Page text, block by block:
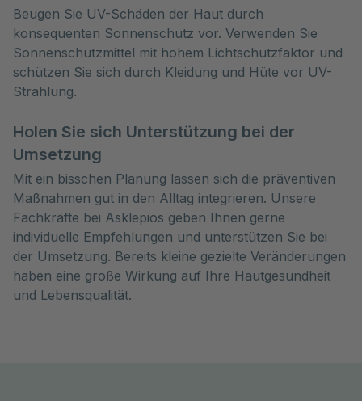
Beugen Sie UV-Schäden der Haut durch
konsequenten Sonnenschutz vor. Verwenden Sie
Sonnenschutzmittel mit hohem Lichtschutzfaktor und
schützen Sie sich durch Kleidung und Hüte vor UV-
Strahlung.
Holen Sie sich Unterstützung bei der
Umsetzung
Mit ein bisschen Planung lassen sich die präventiven
Maßnahmen gut in den Alltag integrieren. Unsere
Fachkräfte bei Asklepios geben Ihnen gerne
individuelle Empfehlungen und unterstützen Sie bei
der Umsetzung. Bereits kleine gezielte Veränderungen
haben eine große Wirkung auf Ihre Hautgesundheit
und Lebensqualität.